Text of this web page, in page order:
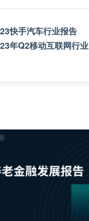
快手汽车行业报告
年Q2移动互联网行业